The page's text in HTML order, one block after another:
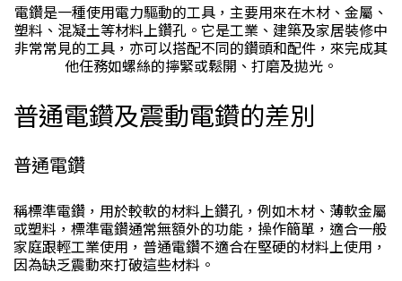
電鑽是一種使用電力驅動的工具，主要用來在木材、金屬、
塑料、混凝土等材料上鑽孔。它是工業、建築及家居裝修中
非常常見的工具，亦可以搭配不同的鑽頭和配件，來完成其
他任務如螺絲的擰緊或鬆開、打磨及拋光。
普通電鑽及震動電鑽的差別
普通電鑽
稱標準電鑽，用於較軟的材料上鑽孔，例如木材、薄軟金屬
或塑料，標準電鑽通常無額外的功能，操作簡單，適合一般
家庭跟輕工業使用，普通電鑽不適合在堅硬的材料上使用，
因為缺乏震動來打破這些材料。